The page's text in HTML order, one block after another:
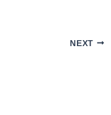
NEXT